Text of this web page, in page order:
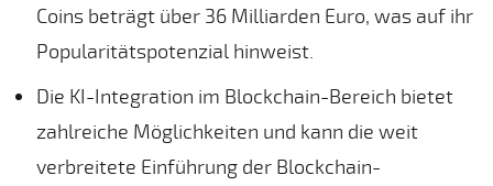
Coins beträgt über 36 Milliarden Euro, was auf ihr
Popularitätspotenzial hinweist.
Die KI-Integration im Blockchain-Bereich bietet
zahlreiche Möglichkeiten und kann die weit
verbreitete Einführung der Blockchain-